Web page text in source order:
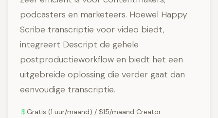
podcasters en marketeers. Hoewel Happy
Scribe transcriptie voor video biedt,
integreert Descript de gehele
postproductieworkflow en biedt het een
uitgebreide oplossing die verder gaat dan
eenvoudige transcriptie.
Gratis (1 uur/maand) / $15/maand Creator